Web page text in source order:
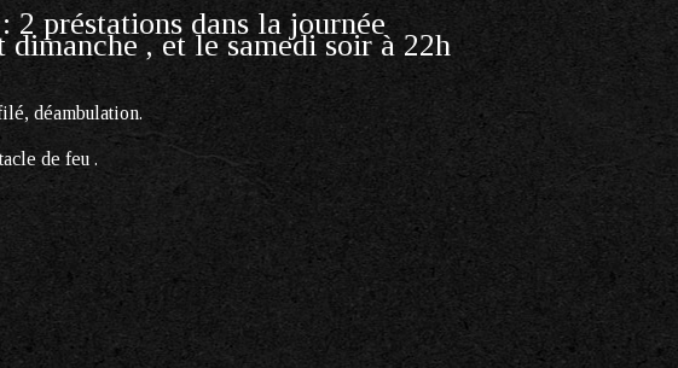
2 préstations dans la journée
dimanche , et le samedi soir à 22h
déambulation.
de feu .